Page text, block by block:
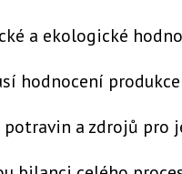
a ekologické
hodnocení
a zdrojů pro